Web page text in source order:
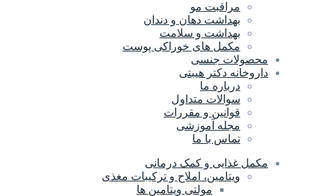
مراقبت مو
بهداشت دهان و دندان
بهداشت و سلامت
مکمل های خوراکی پوست
محصولات جنسی
داروخانه دکتر هیبتی
درباره ما
سوالات متداول
قوانین و مقررات
مجله آموزشی
تماس با ما
مکمل غذایی و کمک درمانی
ویتامین، املاح و ترکیبات مغذی
مولتی ویتامین ها